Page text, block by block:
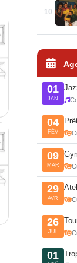
10
01
JAN
04
FÉV
09
MAR
29
AVR
26
JUL
01